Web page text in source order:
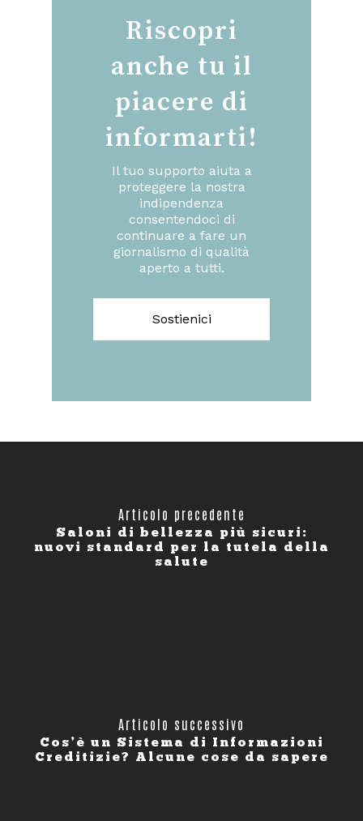
Riscopri
anche tu il
piacere di
informarti!
Il tuo supporto aiuta a
proteggere la nostra
indipendenza
consentendoci di
continuare a fare un
giornalismo di qualità
aperto a tutti.
Sostienici
Articolo precedente
Saloni di bellezza più sicuri:
nuovi standard per la tutela della
salute
Articolo successivo
Cos’è un Sistema di Informazioni
Creditizie? Alcune cose da sapere